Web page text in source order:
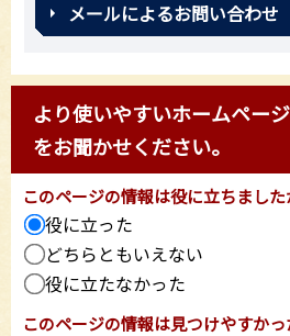
メールによるお問い合わせ
より使いやすいホームペー
をお聞かせください。
このページの情報は役に立ちました
役に立った
どちらともいえない
役に立たなかった
このページの情報は見つけやすかっ